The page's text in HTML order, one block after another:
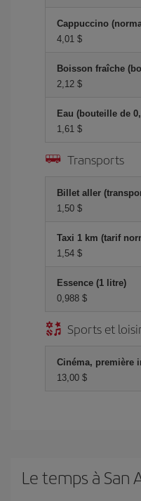
Cappuccino
4,01 $
Boisson fraîche
2,12 $
Eau (bouteille de
1,61 $
Transports
Billet aller
1,50 $
Taxi 1 km (tarif
1,54 $
Essence (1 litre)
0,988 $
Sports et
Cinéma, première
13,00 $
Le temps à San